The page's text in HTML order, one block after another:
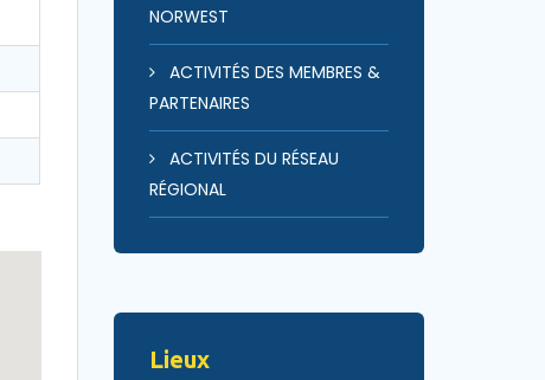
NORWEST
ACTIVITÉS DES MEMBRES &
PARTENAIRES
ACTIVITÉS DU RÉSEAU
RÉGIONAL
Lieux